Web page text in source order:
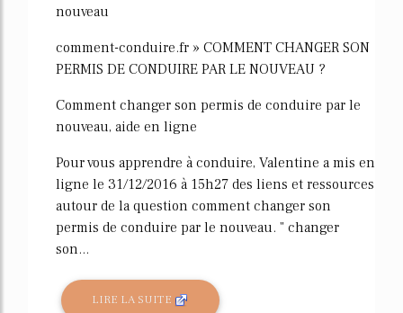
nouveau
comment-conduire.fr » COMMENT CHANGER SON
PERMIS DE CONDUIRE PAR LE NOUVEAU ?
Comment changer son permis de conduire par le
nouveau, aide en ligne
Pour vous apprendre à conduire, Valentine a mis en
ligne le 31/12/2016 à 15h27 des liens et ressources
autour de la question comment changer son
permis de conduire par le nouveau. " changer
son...
LIRE LA SUITE